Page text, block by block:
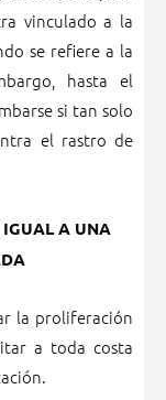
vinculado a la
se refiere a la
hasta el
si tan solo
el rastro de
A UNA
la proliferación
a toda costa